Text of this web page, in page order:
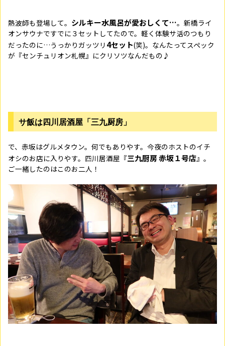
熱波師も登場して。 シルキー水風呂が愛おしくて…。新橋ライ
オンサウナですでに３セットしてたので。軽く体験サ活のつもり
だったのに…うっかりガッツリ 4セット(笑)。なんたってスペック
が『センチュリオン札幌』にクリソツなんだもの♪
サ飯は四川居酒屋「三九厨房」
で、赤坂はグルメタウン。何でもありやす。今夜のホストのイチ
オシのお店に入りやす。四川居酒屋『三九厨房 赤坂１号店』。
ご一緒したのはこのお二人！